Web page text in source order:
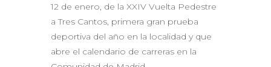
12 de enero, de la XXIV Vuelta Pedestre
a Tres Cantos, primera gran prueba
deportiva del año en la localidad y que
abre el calendario de carreras en la